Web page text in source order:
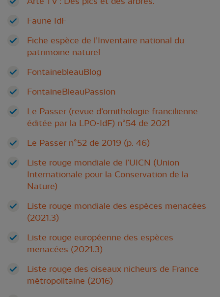
Faune IdF
Fiche espèce de l’Inventaire national du
patrimoine naturel
FontainebleauBlog
FontaineBleauPassion
Le Passer (revue d’ornithologie francilienne
éditée par la LPO-IdF) n°54 de 2021
Le Passer n°52 de 2019 (p. 46)
Liste rouge mondiale de l’UICN (Union
Internationale pour la Conservation de la
Nature)
Liste rouge mondiale des espèces menacées
(2021.3)
Liste rouge européenne des espèces
menacées (2021.3)
Liste rouge des oiseaux nicheurs de France
métropolitaine (2016)